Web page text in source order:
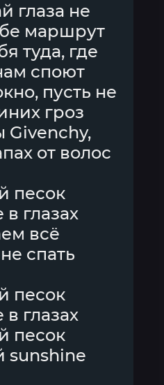
глаза не
маршрут
туда, где
споют
пусть не
гроз
Givenchy,
от волос
песок
глазах
всё
спать
песок
глазах
песок
sunshine